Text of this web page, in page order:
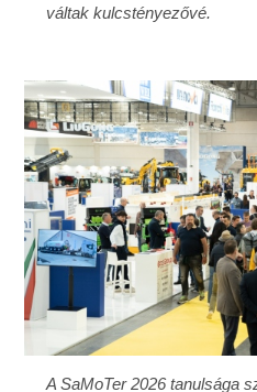
váltak kulcstényezővé.
A SaMoTer 2026 tanulsága